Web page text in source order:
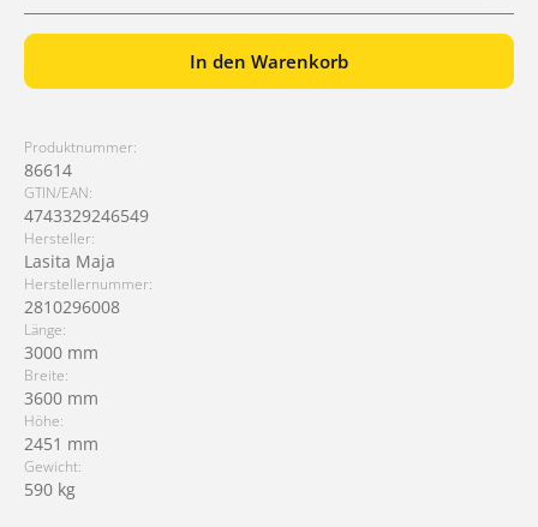
In den Warenkorb
Produktnummer:
86614
GTIN/EAN:
4743329246549
Hersteller:
Lasita Maja
Herstellernummer:
2810296008
Länge:
3000 mm
Breite:
3600 mm
Höhe:
2451 mm
Gewicht:
590 kg